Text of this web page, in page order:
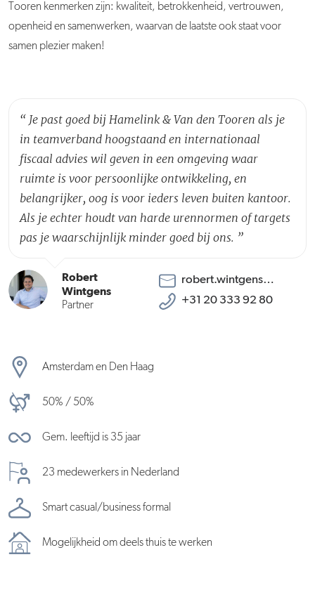
Tooren kenmerken zijn: kwaliteit, betrokkenheid, vertrouwen,
openheid en samenwerken, waarvan de laatste ook staat voor
samen plezier maken!
“ Je past goed bij Hamelink & Van den Tooren als je
in teamverband hoogstaand en internationaal
fiscaal advies wil geven in een omgeving waar
ruimte is voor persoonlijke ontwikkeling, en
belangrijker, oog is voor ieders leven buiten kantoor.
Als je echter houdt van harde urennormen of targets
pas je waarschijnlijk minder goed bij ons. ”
Robert
Wintgens
Partner
robert.wintgens@hamelinktooren.com
+31 20 333 92 80
Amsterdam en Den Haag
50% / 50%
Gem. leeftijd is 35 jaar
23 medewerkers in Nederland
Smart casual/business formal
Mogelijkheid om deels thuis te werken